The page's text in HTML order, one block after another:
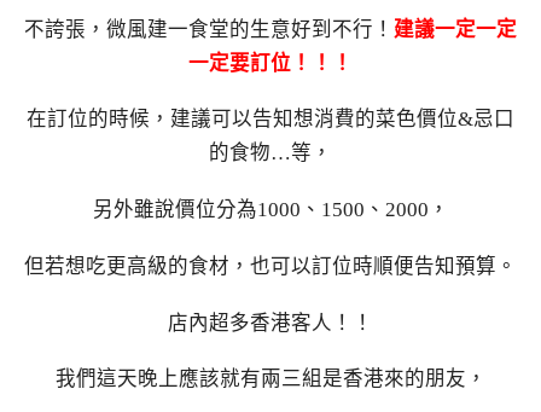
不誇張，微風建一食堂的生意好到不行！ 建議一定一定
一定要訂位！！！
在訂位的時候，建議可以告知想消費的菜色價位&忌口
的食物…等，
另外雖說價位分為1000、1500、2000，
但若想吃更高級的食材，也可以訂位時順便告知預算。
店內超多香港客人！！
我們這天晚上應該就有兩三組是香港來的朋友，